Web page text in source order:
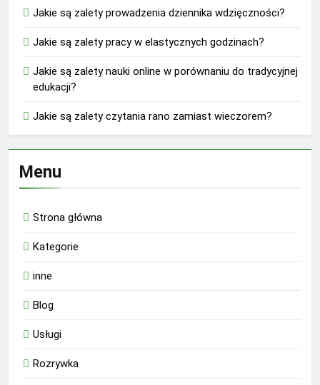
Jakie są zalety prowadzenia dziennika wdzięczności?
Jakie są zalety pracy w elastycznych godzinach?
Jakie są zalety nauki online w porównaniu do tradycyjnej
edukacji?
Jakie są zalety czytania rano zamiast wieczorem?
Menu
Strona główna
Kategorie
inne
Blog
Usługi
Rozrywka